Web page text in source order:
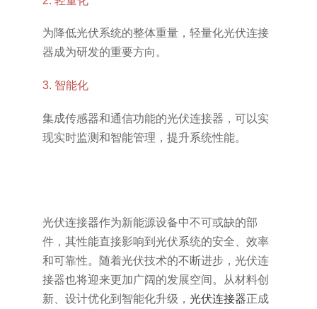
为降低光伏系统的整体重量，轻量化光伏连接
器成为研发的重要方向。
3. 智能化
集成传感器和通信功能的光伏连接器，可以实
现实时监测和智能管理，提升系统性能。
光伏连接器作为新能源设备中不可或缺的部
件，其性能直接影响到光伏系统的安全、效率
和可靠性。随着光伏技术的不断进步，光伏连
接器也将迎来更加广阔的发展空间。从材料创
新、设计优化到智能化升级， 光伏连接器正成